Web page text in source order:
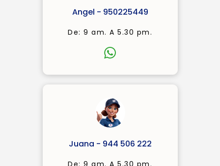
Angel - 950225449
De: 9 am. A 5.30 pm.
Juana - 944 506 222
De: 9 am. A 5.30 pm.